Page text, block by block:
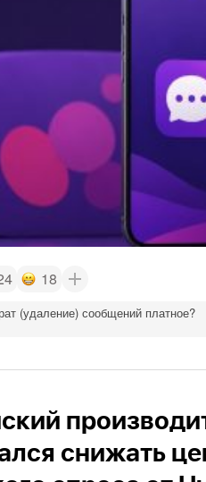
18
(удаление) сообщений платное?
снижать